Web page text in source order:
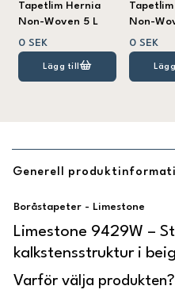
Tapetlim Hernia
Non-Woven 5 L
0 SEK
Lägg till
Non-
0 SEK
Generell
Boråstapeter - Limestone
Limestone 9429W –
kalkstensstruktur i
Varför välja produkten?